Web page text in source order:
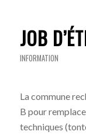
JOB
INFORMATION
La commune
B pour
techniques